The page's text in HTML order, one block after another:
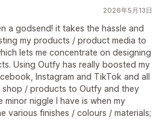
2026年5月13日
a godsend! it takes the hassle and
my products / product media to
lets me concentrate on designing
Using Outfy has really boosted my
Instagram and TikTok and all
shop / products to Outfy and they
niggle I have is when my
various finishes / colours / materials;